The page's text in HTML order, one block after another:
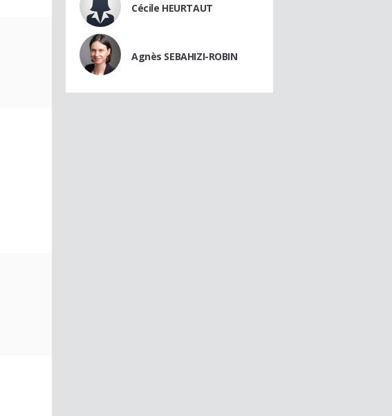
Cécile HEURTAUT
Agnès SEBAHIZI-ROBIN